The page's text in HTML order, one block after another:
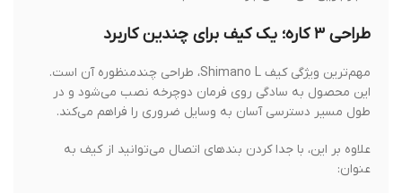
طراحی ۳ کاره؛ یک کیف برای چندین کاربرد
مهم‌ترین ویژگی کیف Shimano L، طراحی چندمنظوره آن است.
این محصول به سادگی روی فرمان دوچرخه نصب می‌شود و در
طول مسیر دسترسی آسان به وسایل ضروری را فراهم می‌کند.
علاوه بر این، با جدا کردن بندهای اتصال می‌توانید از کیف به
عنوان: